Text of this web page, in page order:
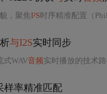
，聚焦I²S时序精准配置（Philips/MSB模
与I2S实时同步
式WAV音频实时播放的技术路径，涵盖
样率精准匹配